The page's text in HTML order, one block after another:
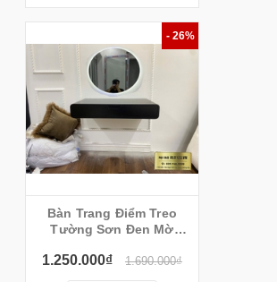
- 26%
Bàn Trang Điểm Treo
Tường Sơn Đen Mờ
1.250.000₫ 1.690.000₫